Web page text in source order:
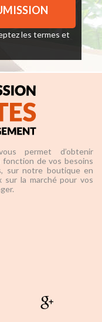
les termes et
permet d’obtenir
de vos besoins
sur notre boutique en
sur la marché pour vos